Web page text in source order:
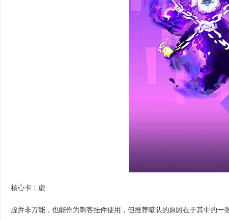
核心卡：虚
虚并非万能，也能作为刺客挂件使用，但推荐暗队的原因在于其中的一